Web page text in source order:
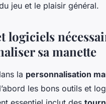
jeu et le plaisir général.
logiciels
sa manette
la personnalisation
les bons outils et